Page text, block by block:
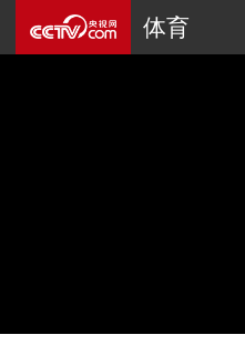
体育